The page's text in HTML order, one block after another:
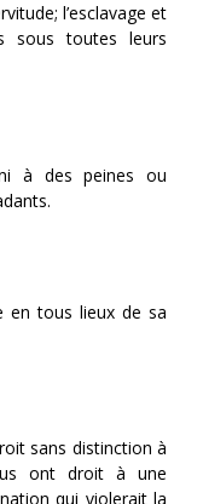
l’esclavage et
sous toutes leurs
à des peines ou
en tous lieux de sa
sans distinction à
ont droit à une
qui violerait la